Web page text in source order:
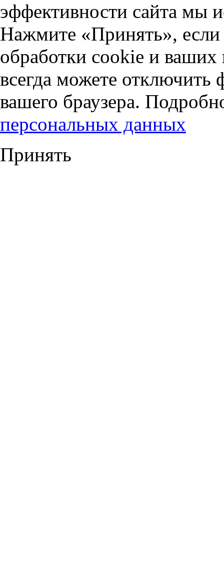
эффективности сайта мы
Нажмите «Принять», если
обработки cookie и
всегда можете отключить
вашего браузера.
персональных данных
Принять